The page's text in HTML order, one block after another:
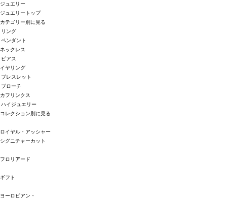
ジュエリー
ジュエリートップ
カテゴリー別に見る
リング
ペンダント
ネックレス
ピアス
イヤリング
ブレスレット
ブローチ
カフリンクス
ハイジュエリー
コレクション別に見る
ロイヤル・アッシャー
シグニチャーカット
フロリアード
ギフト
ヨーロピアン・